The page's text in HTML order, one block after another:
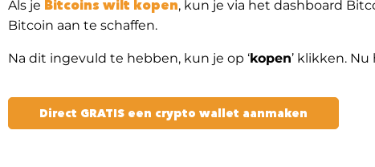
Als je Bitcoins wilt kopen, kun je via het dashboard
Bitcoin aan te schaffen.
Na dit ingevuld te hebben, kun je op ‘kopen’ klikken.
Direct GRATIS een crypto wallet aanmaken